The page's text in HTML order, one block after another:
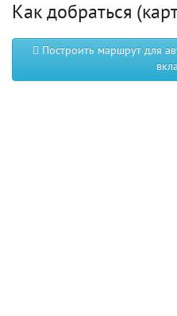
Как добраться
Построить маршрут для